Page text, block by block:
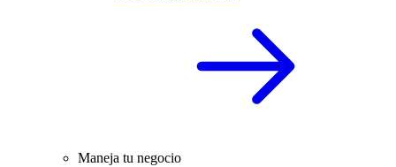
Maneja tu negocio